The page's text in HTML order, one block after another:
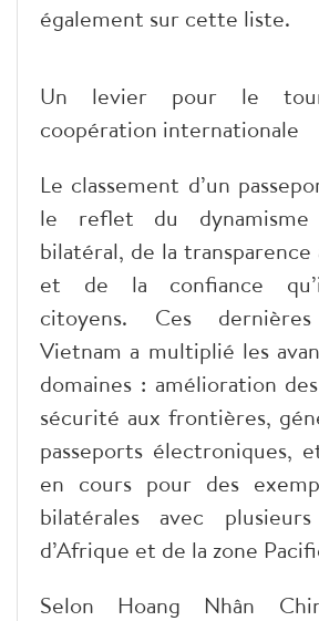
également sur cette liste.
Un levier pour le
coopération internationale
Le classement d’un
le reflet du dynamisme
bilatéral, de la
et de la confiance
citoyens. Ces
Vietnam a multiplié les
domaines : amélioration
sécurité aux frontières,
passeports électroniques,
en cours pour des
bilatérales avec
d’Afrique et de la zone
Selon Hoang Nhân